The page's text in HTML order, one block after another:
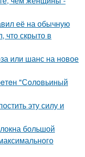
её на обычную
что скрыто в
или шанс на новое
"Сoлoвьиный
эту силу и
большой